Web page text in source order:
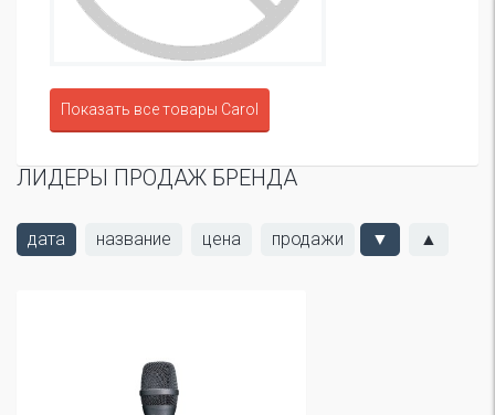
Показать все товары Carol
ЛИДЕРЫ ПРОДАЖ БРЕНДА
дата название цена продажи ▼ ▲